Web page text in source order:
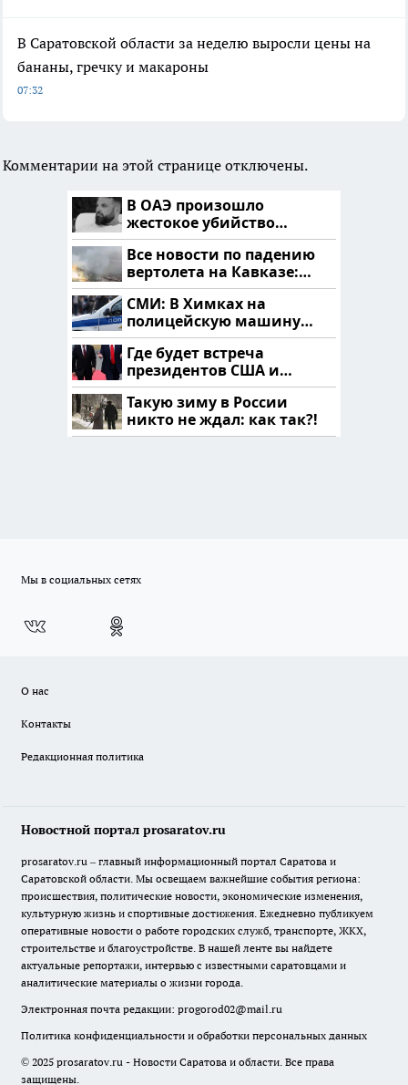
В Саратовской области за неделю выросли цены на
бананы, гречку и макароны
07:32
Комментарии на этой странице отключены.
В ОАЭ произошло
жестокое убийство
криптомиллионера
Все новости по падению
вертолета на Кавказе:
читать здесь
СМИ: В Химках на
полицейскую машину
напали и подожгли.
Где будет встреча
президентов США и
России: Европа?
Такую зиму в России
никто не ждал: как так?!
Мы в социальных сетях
О нас
Контакты
Редакционная политика
Новостной портал prosaratov.ru
prosaratov.ru – главный информационный портал Саратова и
Саратовской области. Мы освещаем важнейшие события региона:
происшествия, политические новости, экономические изменения,
культурную жизнь и спортивные достижения. Ежедневно публикуем
оперативные новости о работе городских служб, транспорте, ЖКХ,
строительстве и благоустройстве. В нашей ленте вы найдете
актуальные репортажи, интервью с известными саратовцами и
аналитические материалы о жизни города.
Электронная почта редакции: progorod02@mail.ru
Политика конфиденциальности и обработки персональных данных
© 2025 prosaratov.ru - Новости Саратова и области. Все права
защищены.